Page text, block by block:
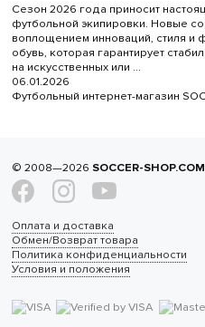
Сезон 2026 года приносит
футбольной экипировки. Новые
воплощением инноваций, стиля и
обувь, которая гарантирует
на искусственных или ...
06.01.2026
Футбольный интернет-магазин
© 2008—2026 SOCCER-
Оплата и доставка
Обмен/Возврат товара
Политика конфиденциальности
Условия и положения